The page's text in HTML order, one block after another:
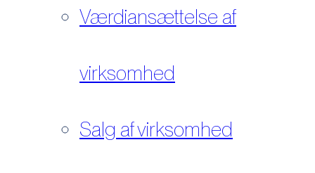
Værdiansættelse af
virksomhed
Salg af virksomhed